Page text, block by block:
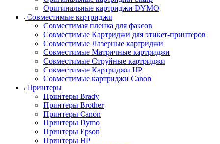
Оригинальные картриджи DYMO
Совместимые картриджи
Совместимая пленка для факсов
Совместимые Картриджи для этикет-принтеров
Совместимые Лазерные картриджи
Совместимые Матричные картриджи
Совместимые Струйные картриджи
Совместимые Картриджи HP
Совместимые картриджи Canon
Принтеры
Принтеры Brady
Принтеры Brother
Принтеры Canon
Принтеры Dymo
Принтеры Epson
Принтеры HP